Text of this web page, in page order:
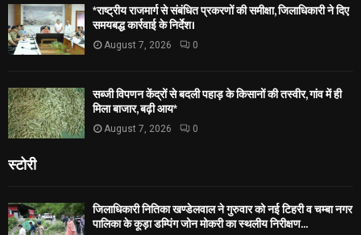
*राष्ट्रीय राजमार्ग से संबंधित प्रकरणों की समीक्षा, जिलाधिकारी ने दिए
समयबद्ध कार्रवाई के निर्देश।
August 7, 2026 0
सब्जी विपणन केंद्रों से बदली पहाड़ के किसानों की तस्वीर, गांव में ही
मिला बाजार, बढ़ी आय*
August 7, 2026 0
स्टोरी
जिलाधिकारी नितिका खण्डेलवाल ने गुरुवार को नई टिहरी व चम्बा नगर
पालिका के कूड़ा डम्पिंग जोन मोकरी का स्थलीय निरीक्षण...